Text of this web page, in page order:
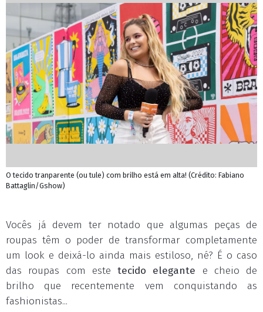
O tecido tranparente (ou tule) com brilho está em alta! (Crédito: Fabiano
Battaglin/Gshow)
Vocês já devem ter notado que algumas peças de
roupas têm o poder de transformar completamente
um look e deixá-lo ainda mais estiloso, né? É o caso
das roupas com este tecido elegante e cheio de
brilho que recentemente vem conquistando as
fashionistas...